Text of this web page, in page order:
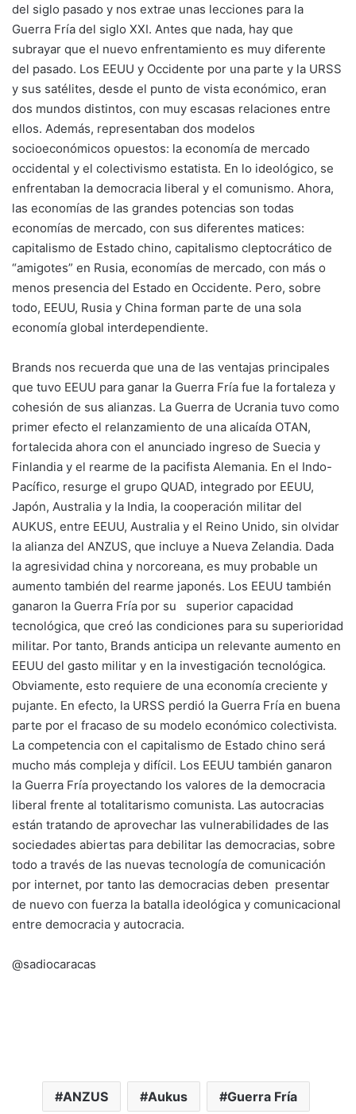
del siglo pasado y nos extrae unas lecciones para la
Guerra Fría del siglo XXI. Antes que nada, hay que
subrayar que el nuevo enfrentamiento es muy diferente
del pasado. Los EEUU y Occidente por una parte y la URSS
y sus satélites, desde el punto de vista económico, eran
dos mundos distintos, con muy escasas relaciones entre
ellos. Además, representaban dos modelos
socioeconómicos opuestos: la economía de mercado
occidental y el colectivismo estatista. En lo ideológico, se
enfrentaban la democracia liberal y el comunismo. Ahora,
las economías de las grandes potencias son todas
economías de mercado, con sus diferentes matices:
capitalismo de Estado chino, capitalismo cleptocrático de
“amigotes” en Rusia, economías de mercado, con más o
menos presencia del Estado en Occidente. Pero, sobre
todo, EEUU, Rusia y China forman parte de una sola
economía global interdependiente.
Brands nos recuerda que una de las ventajas principales
que tuvo EEUU para ganar la Guerra Fría fue la fortaleza y
cohesión de sus alianzas. La Guerra de Ucrania tuvo como
primer efecto el relanzamiento de una alicaída OTAN,
fortalecida ahora con el anunciado ingreso de Suecia y
Finlandia y el rearme de la pacifista Alemania. En el Indo-
Pacífico, resurge el grupo QUAD, integrado por EEUU,
Japón, Australia y la India, la cooperación militar del
AUKUS, entre EEUU, Australia y el Reino Unido, sin olvidar
la alianza del ANZUS, que incluye a Nueva Zelandia. Dada
la agresividad china y norcoreana, es muy probable un
aumento también del rearme japonés. Los EEUU también
ganaron la Guerra Fría por su superior capacidad
tecnológica, que creó las condiciones para su superioridad
militar. Por tanto, Brands anticipa un relevante aumento en
EEUU del gasto militar y en la investigación tecnológica.
Obviamente, esto requiere de una economía creciente y
pujante. En efecto, la URSS perdió la Guerra Fría en buena
parte por el fracaso de su modelo económico colectivista.
La competencia con el capitalismo de Estado chino será
mucho más compleja y difícil. Los EEUU también ganaron
la Guerra Fría proyectando los valores de la democracia
liberal frente al totalitarismo comunista. Las autocracias
están tratando de aprovechar las vulnerabilidades de las
sociedades abiertas para debilitar las democracias, sobre
todo a través de las nuevas tecnología de comunicación
por internet, por tanto las democracias deben presentar
de nuevo con fuerza la batalla ideológica y comunicacional
entre democracia y autocracia.
@sadiocaracas
ANZUS Aukus Guerra Fría